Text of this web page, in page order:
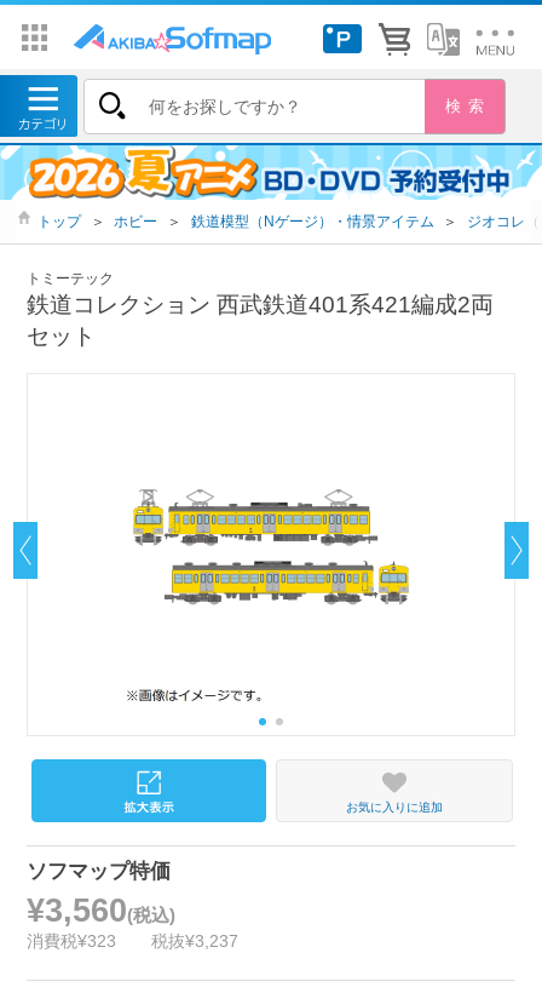
トップ ＞ ホビー ＞ 鉄道模型（Nゲージ）・情景アイテム ＞ ジオコレ
トミーテック
鉄道コレクション 西武鉄道401系421編成2両
セット
お気に入りに追加
ソフマップ特価
¥3,560(税込)
消費税¥323 税抜¥3,237